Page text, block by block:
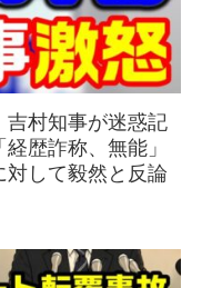
吉村知事が迷惑記
歴詐称、無能」
して毅然と反論